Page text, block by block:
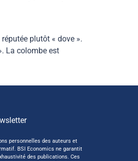
plutôt « dove ».
La colombe est
personnelles des auteurs et
BSI Economics ne garantit
des publications. Ces